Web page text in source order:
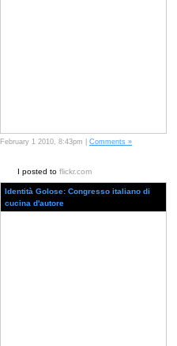
February 1 2010, 8:43pm | Comments »
I posted to flickr.com
Identità Golose: Congresso italiano di
cucina d'autore